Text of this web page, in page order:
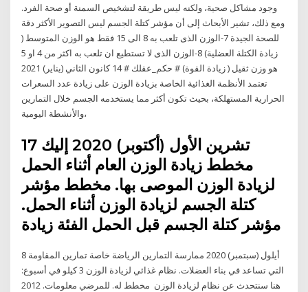
وجود مشاكل صحية، ولكنه ليس طريقة لتشخيص السمنة أو صحة الفرد.
ومع ذلك، تشير الأبحاث إلى أن مؤشر كتلة الجسم ليس التصوير الأكثر دقة
للصحة الجيدة 7-الوزن الذى تلعب به 8 الى 15 فقط هو الوزن المتوسط (
زيادة الكتلة العضلية) 8-الوزن الذى لا تستطيع ان تلعب به اكثر من 4 او 5
هو وزن ثقيل ( زيادة القوة) # حكم_عقلك # 14 كانون الثاني (يناير) 2021
تعتمد الأنظمة الغذائية الخاصة بزيادة الوزن على زيادة عدد السعرات
الحرارية المستهلكة، بحيث تكون أكثر مما يستخدمه الجسم خلال التمارين
والأنشطة اليومية،
17 تشرين الأول (أكتوبر) 2020 إليك
مخطط زيادة الوزن العام أثناء الحمل
لزيادة الوزن الموصى بها. مخطط مؤشر
كتلة الجسم لزيادة الوزن أثناء الحمل.
8 أيلول (سبتمبر) 2020 ممارسة التمارين الرياضة خاصة تمارين المقاومة
التي تساعد في بناء العضلات. نظام غذائي لزيادة الوزن 3 كيلو في أسبوع:
هنا سنتحدث عن نظام لزيادة الوزن مخطط له. للمرضي معلومات. 2012